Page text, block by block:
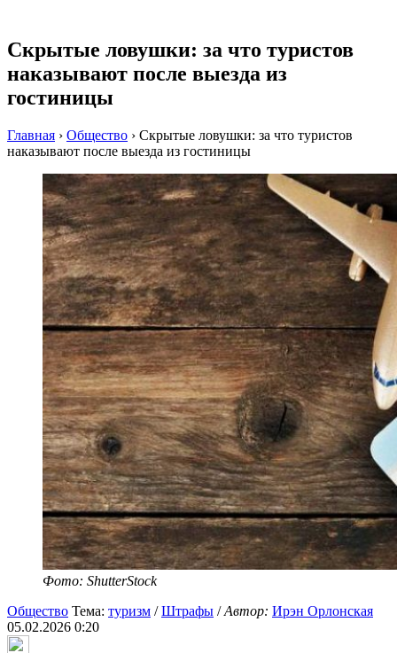
Скрытые ловушки: за что туристов
наказывают после выезда из
гостиницы
Главная › Общество › Скрытые ловушки: за что туристов
наказывают после выезда из гостиницы
Фото: ShutterStock
Общество Тема: туризм /Штрафы /Автор: Ирэн Орлонская
05.02.2026 0:20